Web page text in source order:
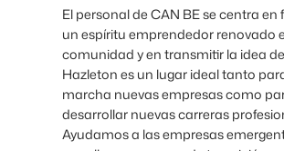
El personal de CAN BE se centra
un espíritu emprendedor renovado
comunidad y en transmitir la idea
Hazleton es un lugar ideal tanto
marcha nuevas empresas como
desarrollar nuevas carreras
Ayudamos a las empresas